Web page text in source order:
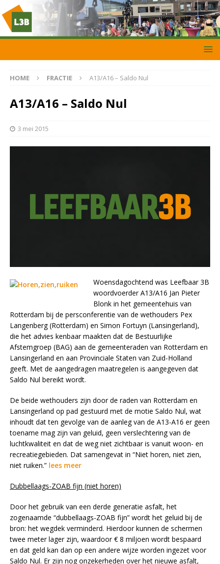
HOME FRACTIE A13/A16 – Saldo Nul
A13/A16 – Saldo Nul
3 mei 2015
Woensdagochtend was Leefbaar 3B
woordvoerder A13/A16 Jan Pieter
Blonk in het gemeentehuis van
Rotterdam bij de persconferentie van de wethouders Pex
Langenberg (Rotterdam) en Simon Fortuyn (Lansingerland),
die het advies kenbaar maakten dat de Bestuurlijke
Afstemgroep (BAG) aan de gemeenteraden van Rotterdam en
Lansingerland en aan Provinciale Staten van Zuid-Holland
geeft. Met de aangedragen maatregelen is aangegeven dat
Saldo Nul bereikt wordt.
De beide wethouders zijn door de raden van Rotterdam en
Lansingerland op pad gestuurd met de motie Saldo Nul, wat
inhoudt dat ten gevolge van de aanleg van de A13-A16 er geen
toename mag zijn van geluid, geen verslechtering van de
luchtkwaliteit en dat de weg niet zichtbaar is vanuit woon- en
recreatiegebieden. Dat samengevat in “Niet horen, niet zien,
niet ruiken.” lees meer
Dubbellaags-ZOAB fijn (niet horen)
Door het gebruik van een derde generatie asfalt, het
zogenaamde “dubbellaags-ZOAB fijn” wordt het geluid bij de
bron: het wegdek verminderd. Hierdoor kunnen de schermen
twee meter lager zijn, waardoor € 8 miljoen wordt bespaard
en dat geld kan dan op een andere wijze worden ingezet voor
Saldo Nul. Er zijn nog onzekerheden over het nieuwe asfalt,